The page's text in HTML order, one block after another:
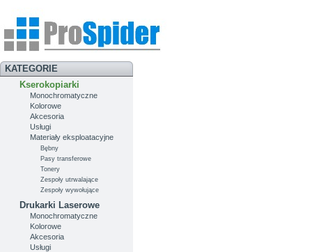
KATEGORIE
Kserokopiarki
Monochromatyczne
Kolorowe
Akcesoria
Usługi
Materiały eksploatacyjne
Bębny
Pasy transferowe
Tonery
Zespoły utrwalające
Zespoły wywołujące
Drukarki Laserowe
Monochromatyczne
Kolorowe
Akcesoria
Usługi